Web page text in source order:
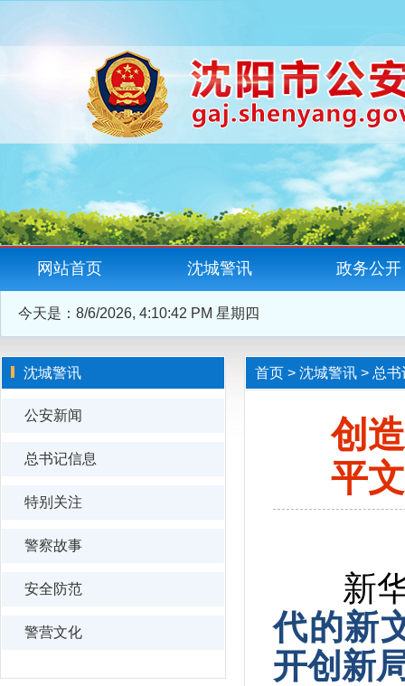
网站首页 沈城警讯 政务公开
今天是： 8/6/2026, 4:10:43 PM 星期四
沈城警讯
公安新闻
总书记信息
特别关注
警察故事
安全防范
警营文化
首页 > 沈城警讯 > 总书
创
平
新华
代的新
开创新